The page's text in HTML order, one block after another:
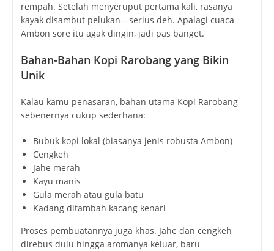
rempah. Setelah menyeruput pertama kali, rasanya
kayak disambut pelukan—serius deh. Apalagi cuaca
Ambon sore itu agak dingin, jadi pas banget.
Bahan-Bahan Kopi Rarobang yang Bikin
Unik
Kalau kamu penasaran, bahan utama Kopi Rarobang
sebenernya cukup sederhana:
Bubuk kopi lokal (biasanya jenis robusta Ambon)
Cengkeh
Jahe merah
Kayu manis
Gula merah atau gula batu
Kadang ditambah kacang kenari
Proses pembuatannya juga khas. Jahe dan cengkeh
direbus dulu hingga aromanya keluar, baru